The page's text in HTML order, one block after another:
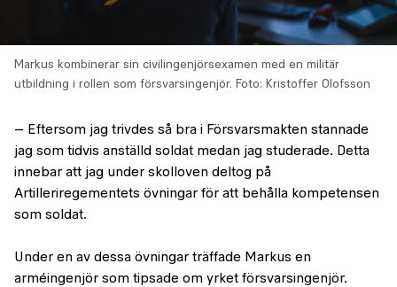
Markus kombinerar sin civilingenjörsexamen med en militär
utbildning i rollen som försvarsingenjör. Foto: Kristoffer Olofsson
– Eftersom jag trivdes så bra i Försvarsmakten stannade
jag som tidvis anställd soldat medan jag studerade. Detta
innebar att jag under skolloven deltog på
Artilleriregementets övningar för att behålla kompetensen
som soldat.
Under en av dessa övningar träffade Markus en
arméingenjör som tipsade om yrket försvarsingenjör.